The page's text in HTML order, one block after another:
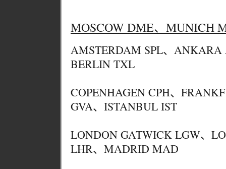
MOSCOW DME、MUNICH
AMSTERDAM SPL、
BERLIN TXL
COPENHAGEN CPH、
GVA、ISTANBUL IST
LONDON GATWICK LGW、
LHR、MADRID MAD